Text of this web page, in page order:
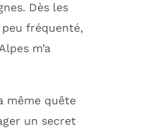
Dès les
peu fréquenté,
m’a
même quête
un secret